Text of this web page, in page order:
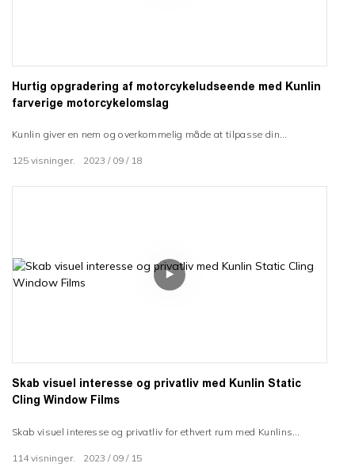
Hurtig opgradering af motorcykeludseende med Kunlin
farverige motorcykelomslag
Kunlin giver en nem og overkommelig måde at tilpasse din
en bred vifte af farver og finish til at forvandle din cykel. Installation
2023 09 18
125 visninger.
Skab visuel interesse og privatliv med Kunlin Static
Cling Window Films
Skab visuel interesse og privatliv for ethvert rum med Kunlins
tillader lys, mens de skjuler udsynet. Påfør, flyt og fjern nemt vores
2023 09 15
114 visninger.